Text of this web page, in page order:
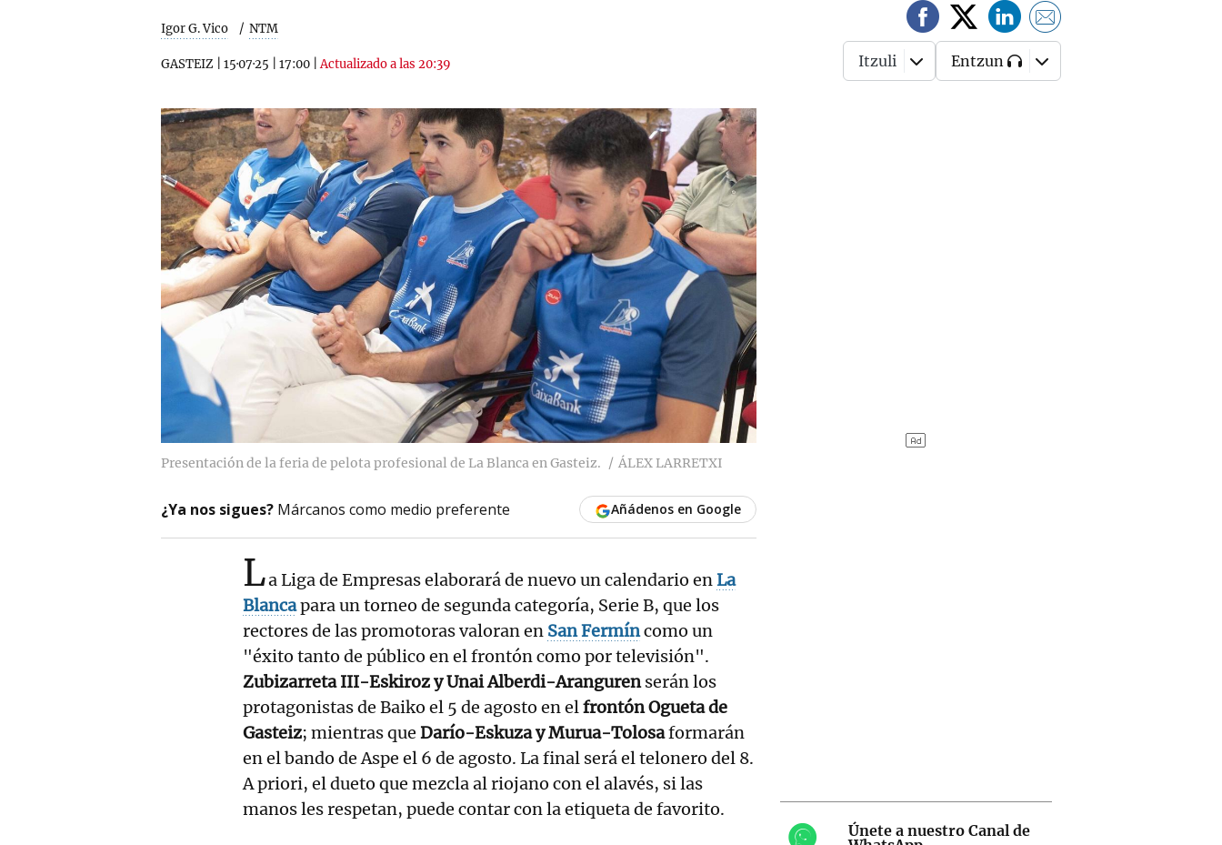
Igor G. Vico NTM
GASTEIZ 15·07·25 17:00 |Actualizado a las 20:39 Itzuli Entzun
Presentación de la feria de pelota profesional de La Blanca en Gasteiz. ÁLEX LARRETXI
¿Ya nos sigues? Márcanos como medio preferente Añádenos en Google
La Liga de Empresas elaborará de nuevo un calendario enLa
Blancapara un torneo de segunda categoría, Serie B, que los
rectores de las promotoras valoran en San Fermíncomo un
"éxito tanto de público en el frontón como por televisión".
Zubizarreta III-Eskiroz y Unai Alberdi-Arangurenserán los
protagonistas de Baiko el 5 de agosto en elfrontón Ogueta de
Gasteiz; mientras que Darío-Eskuza y Murua-Tolosaformarán
en el bando de Aspe el 6 de agosto. La final será el telonero del 8.
A priori, el dueto que mezcla al riojano con el alavés, si las
manos les respetan, puede contar con la etiqueta de favorito.
Únete a nuestro Canal de